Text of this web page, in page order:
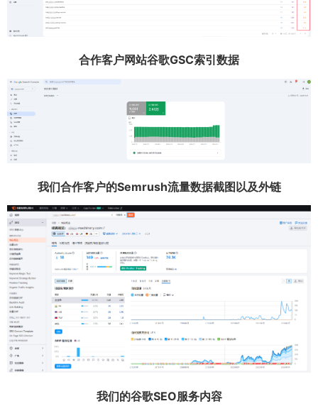
合作客户网站谷歌GSC索引数据
我们合作客户的Semrush流量数据截图以及外链
我们的谷歌SEO服务内容